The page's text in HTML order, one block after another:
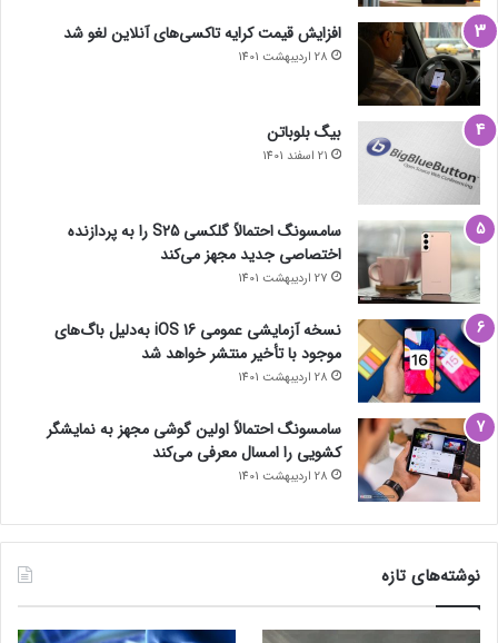
های سیمکارتی
افزایش قیمت کرایه تاکسی‌های آنلاین لغو شد
28 اردیبهشت 1401
بیگ بلوباتن
21 اسفند 1401
سامسونگ احتمالاً گلکسی S25 را به پردازنده
اختصاصی جدید مجهز می‌کند
27 اردیبهشت 1401
نسخه آزمایشی عمومی iOS 16 به‌دلیل باگ‌های
موجود با تأخیر منتشر خواهد شد
28 اردیبهشت 1401
سامسونگ احتمالاً اولین گوشی مجهز به نمایشگر
کشویی را امسال معرفی می‌کند
28 اردیبهشت 1401
نوشته‌های تازه